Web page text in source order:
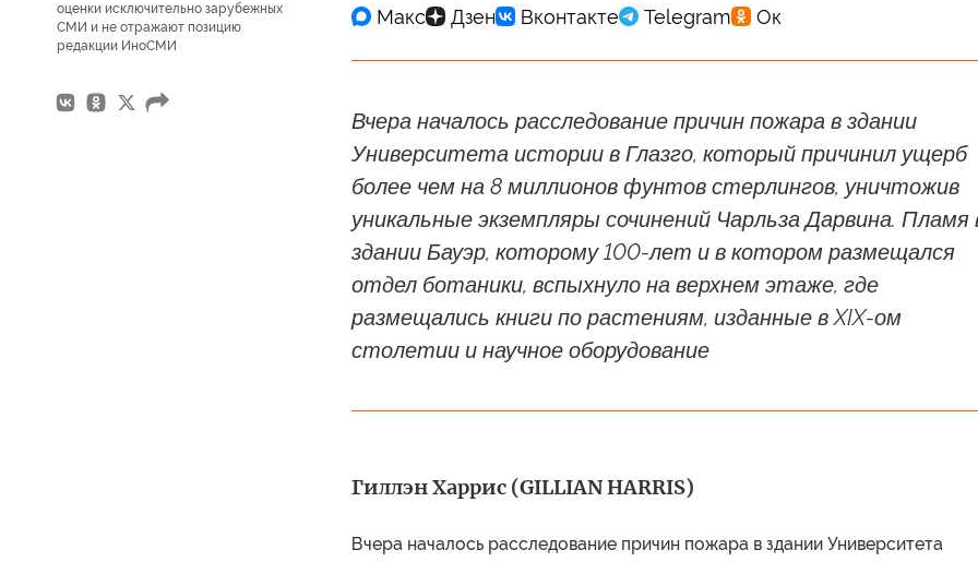
оценки исключительно зарубежных
СМИ и не отражают позицию
редакции ИноСМИ
Вчера началось расследование причин пожара в здании
Университета истории в Глазго, который причинил ущерб
более чем на 8 миллионов фунтов стерлингов, уничтожив
уникальные экземпляры сочинений Чарльза Дарвина. Пламя
здании Бауэр, которому 100-лет и в котором размещался
отдел ботаники, вспыхнуло на верхнем этаже, где
размещались книги по растениям, изданные в XIX-ом
столетии и научное оборудование
Гиллэн Харрис (GILLIAN HARRIS)
Вчера началось расследование причин пожара в здании Университета